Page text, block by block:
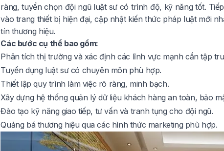
ràng, tuyển chọn đội ngũ luật sư có trình độ, kỹ năng tốt.
vào trang thiết bị hiện đại, cập nhật kiến thức pháp luật mới
tín thương hiệu.
Các bước cụ thể bao gồm:
Phân tích thị trường và xác định các lĩnh vực mạnh cần tập
Tuyển dụng luật sư có chuyên môn phù hợp.
Thiết lập quy trình làm việc rõ ràng, minh bạch.
Xây dựng hệ thống quản lý dữ liệu khách hàng an toàn, bảo
Đào tạo kỹ năng giao tiếp, tư vấn và tranh tụng cho đội ngũ.
Quảng bá thương hiệu qua các hình thức marketing phù hợp.